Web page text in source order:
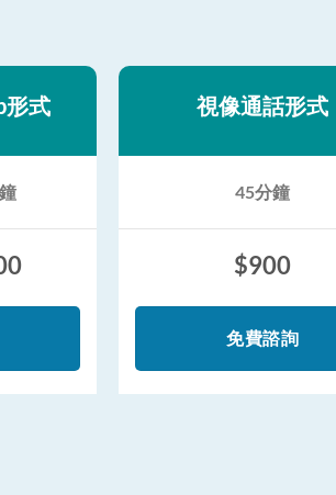
形式 視像通話形式
45分鐘
$900
免費諮詢